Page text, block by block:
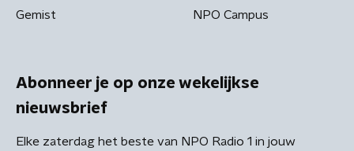
Gemist NPO Campus
Abonneer je op onze wekelijkse
nieuwsbrief
Elke zaterdag het beste van NPO Radio 1 in jouw